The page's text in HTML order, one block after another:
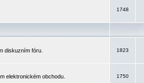
1748
diskuzním fóru.
1823
elektronickém obchodu.
1750